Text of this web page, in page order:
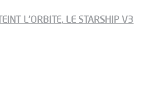
L’ORBITE, LE STARSHIP V3